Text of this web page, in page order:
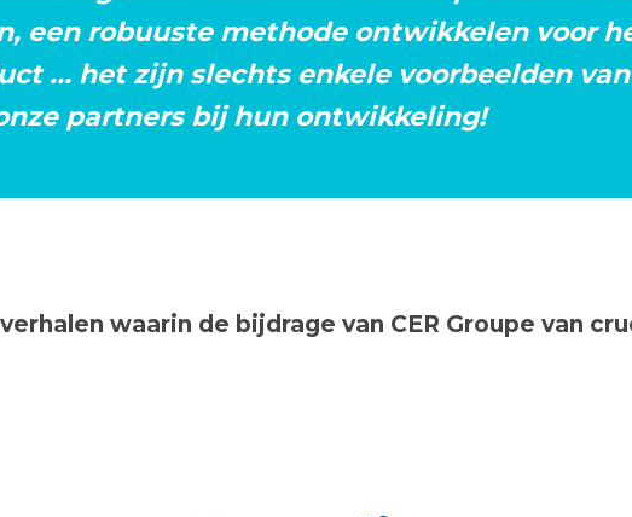
een robuuste methode ontwikkelen voor
... het zijn slechts enkele voorbeelden
partners bij hun ontwikkeling!
waarin de bijdrage van CER Groupe van